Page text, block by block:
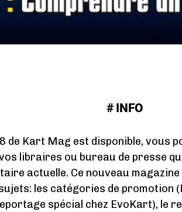
# INFO
de Kart Mag est disponible, vous
libraires ou bureau de presse
actuelle. Ce nouveau
les catégories de promotion
spécial chez EvoKart), le